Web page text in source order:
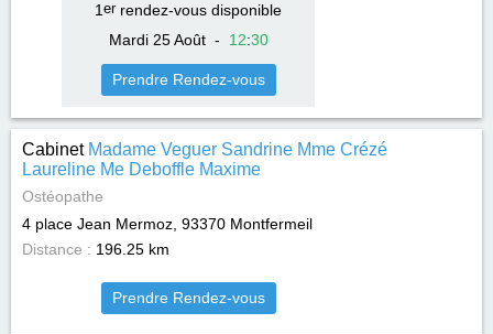
1 errendez-vous disponible
Mardi 25 Août- 12:30
Prendre Rendez-vous
Cabinet Madame Veguer Sandrine Mme Crézé
Laureline Me Deboffle Maxime
Ostéopathe
4 place Jean Mermoz, 93370 Montfermeil
Distance : 196.25 km
Prendre Rendez-vous